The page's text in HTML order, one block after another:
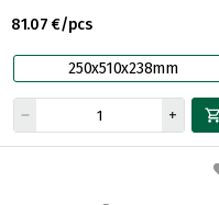
81.07 €/pcs
250x510x238mm